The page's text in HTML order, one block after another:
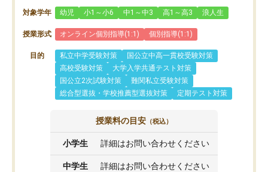
対象学年 幼児 小1～小6 中1～中3 高1～高3 浪人生
授業形式 オンライン個別指導(1:1) 個別指導(1:1)
目的 私立中学受験対策
国公立中高一貫校受験対策
高校受験対策
大学入学共通テスト対策
国公立2次試験対策
難関私立受験対策
総合型選抜・学校推薦型選抜対策
定期テスト対策
授業料の目安 （税込）
小学生 詳細はお問い合わせください
中学生 詳細はお問い合わせください